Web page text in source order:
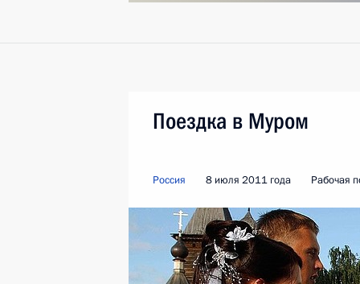
Поездка в Муром
Россия 8 июля 2011 года Рабочая